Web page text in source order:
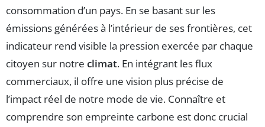
consommation d’un pays. En se basant sur les
émissions générées à l’intérieur de ses frontières, cet
indicateur rend visible la pression exercée par chaque
citoyen sur notre climat. En intégrant les flux
commerciaux, il offre une vision plus précise de
l’impact réel de notre mode de vie. Connaître et
comprendre son empreinte carbone est donc crucial